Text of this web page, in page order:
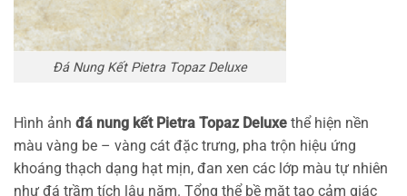
Đá Nung Kết Pietra Topaz Deluxe
Hình ảnh đá nung kết Pietra Topaz Deluxe thể hiện nền
màu vàng be – vàng cát đặc trưng, pha trộn hiệu ứng
khoáng thạch dạng hạt mịn, đan xen các lớp màu tự nhiên
như đá trầm tích lâu năm. Tổng thể bề mặt tạo cảm giác